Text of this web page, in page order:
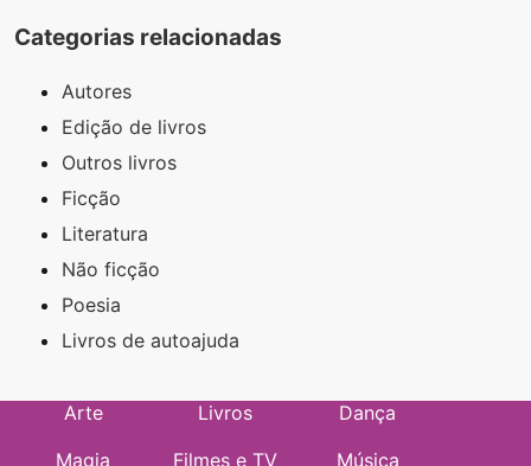
Categorias relacionadas
Autores
Edição de livros
Outros livros
Ficção
Literatura
Não ficção
Poesia
Livros de autoajuda
Arte Livros
Dança
Magia
Filmes e TV Música